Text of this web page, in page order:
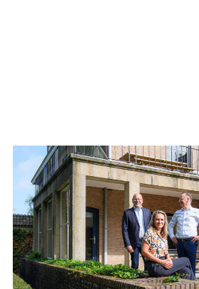
Aanbod van LUC
Neem de tijd om onze lijst met beschikbare
aarzel niet om contact met ons op te nemen
informatie wilt of een bezichtiging wil
Ons team van vastgoedprofessionals staat
elke stap van het proces.